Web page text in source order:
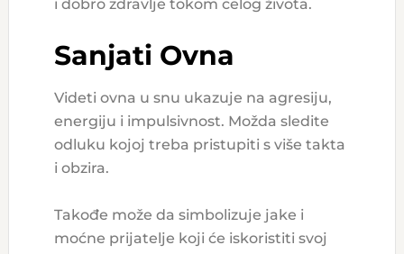
i dobro zdravlje tokom celog života.
Sanjati Ovna
Videti ovna u snu ukazuje na agresiju,
energiju i impulsivnost. Možda sledite
odluku kojoj treba pristupiti s više takta
i obzira.
Takođe može da simbolizuje jake i
moćne prijatelje koji će iskoristiti svoj